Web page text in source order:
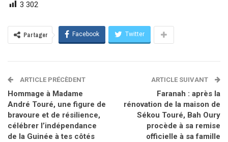
3 302
Partager Facebook Twitter
ARTICLE PRÉCÈDENT
Hommage à Madame
André Touré, une figure de
bravoure et de résilience,
célébrer l’indépendance
de la Guinée à tes côtés
ARTICLE SUIVANT
Faranah : après la
rénovation de la maison de
Sékou Touré, Bah Oury
procède à sa remise
officielle à sa famille